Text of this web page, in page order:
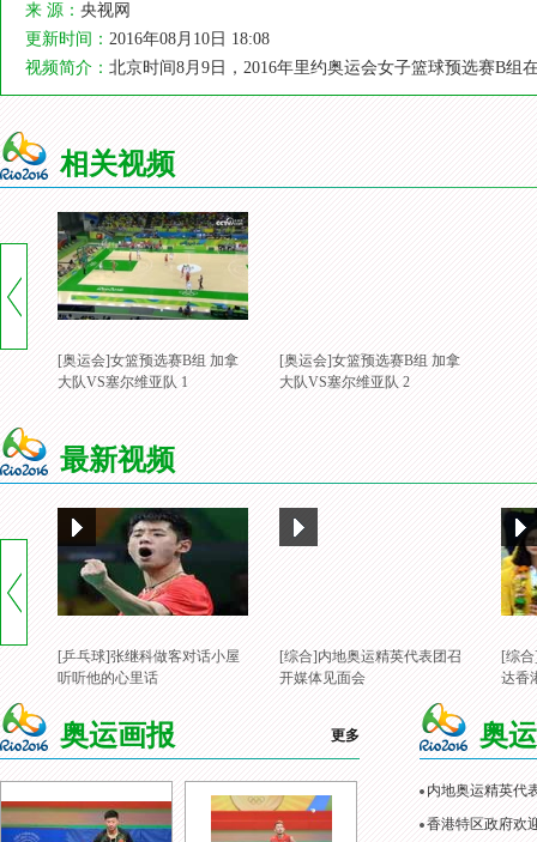
来 源： 央视网
更新时间： 2016年08月10日 18:08
视频简介： 北京时间8月9日，2016年里约奥运会女子篮球预选赛B组
相关视频
[奥运会]女篮预选赛B组 加拿
大队VS塞尔维亚队 1
[奥运会]女篮预选赛B组 加拿
大队VS塞尔维亚队 2
最新视频
[乒乓球]张继科做客对话小屋
听听他的心里话
[综合]内地奥运精英代表团召
开媒体见面会
[综
达香
奥运画报 更多 奥
内地奥运精英代
香港特区政府欢